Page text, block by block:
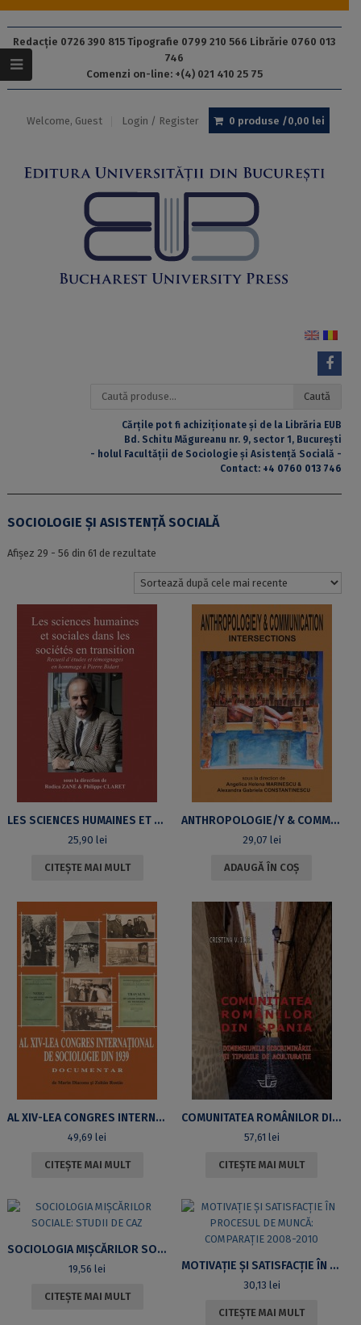
Redacție 0726 390 815 Tipografie 0799 210 566 Librărie 0760 013
746
Comenzi on-line: +(4) 021 410 25 75
Welcome, Guest Login / Register 0 produse /0,00 lei
Caută
Caută
Cărțile pot fi achiziționate și de la Librăria EUB
Bd. Schitu Măgureanu nr. 9, sector 1, București
- holul Facultății de Sociologie și Asistență Socială -
Contact: +4 0760 013 746
SOCIOLOGIE ȘI ASISTENȚĂ SOCIALĂ
Afișez 29 - 56 din 61 de rezultateSortat
cele
LES SCIENCES HUMAINES ET SOCIALES DANS LES SOCIÉTÉS EN TRANSITION. RECUEIL D’ÉTUDES ET TÉMOIGNAGES EN HOMMAGE À PIERRE BIDART
25,90 lei
CITEȘTE MAI MULT
ANTHROPOLOGIE/Y & COMMUNICATION. INTERSECTIONS
29,07 lei
ADAUGĂ ÎN COȘ
AL XIV-LEA CONGRES INTERNAŢIONAL DE SOCIOLOGIE DIN 1939. DOCUMENTAR
49,69lei
CITEȘTE MAI MULT
COMUNITATEA ROMÂNILOR DIN SPANIA. DIMENSIUNILE DISCRIMINĂRII ŞI TIPURILE DE ACULTURAŢIE
57,61 lei
CITEȘTE MAI MULT
SOCIOLOGIA MIŞCĂRILOR SOCIALE: STUDII DE CAZ
19,56lei
CITEȘTE MAI MULT
MOTIVAŢIE ŞI SATISFACŢIE ÎN PROCESUL DE MUNCĂ: COMPARAŢIE 2008-2010
30,13 lei
CITEȘTE MAI MULT